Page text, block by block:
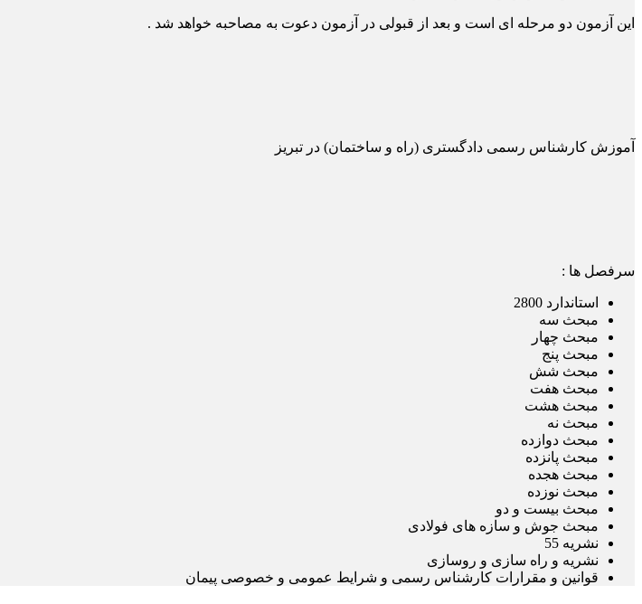
این آزمون دو مرحله ای است و بعد از قبولی در آزمون دعوت به مصاحبه خواهد شد .
آموزش کارشناس رسمی دادگستری (راه و ساختمان) در تبریز
سرفصل ها :
استاندارد 2800
مبحث سه
مبحث چهار
مبحث پنج
مبحث شش
مبحث هفت
مبحث هشت
مبحث نه
مبحث دوازده
مبحث پانزده
مبحث هجده
مبحث نوزده
مبحث بیست و دو
مبحث جوش و سازه های فولادی
نشریه 55
نشریه و راه سازی و روسازی
قوانین و مقرارات کارشناس رسمی و شرایط عمومی و خصوصی پیمان